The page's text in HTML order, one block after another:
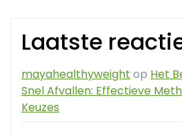
Laatste
mayahealthyweight op Het
Snel Afvallen: Effectieve
Keuzes